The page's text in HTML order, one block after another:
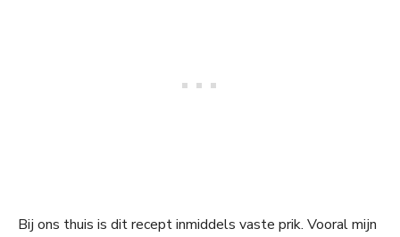
Bij ons thuis is dit recept inmiddels vaste prik. Vooral mijn